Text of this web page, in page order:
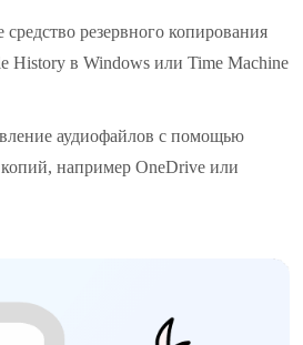
резервного копирования
History в Windows или Time Machine
аудиофайлов с помощью
например OneDrive или